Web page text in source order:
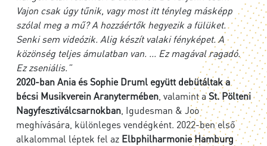
Vajon csak úgy tűnik, vagy most itt tényleg másképp
szólal meg a mű? A hozzáértők hegyezik a fülüket.
Senki sem videózik. Alig készít valaki fényképet. A
közönség teljes ámulatban van. ... Ez magával ragadó.
Ez zseniális.”
2020-ban Ania és Sophie Druml együtt debütáltak a
bécsi Musikverein Aranytermében , valamint aSt. Pölteni
Nagyfesztiválcsarnokban , Igudesman & Joo
meghívására, különleges vendégként. 2022-ben első
alkalommal léptek fel az Elbphilharmonie Hamburg